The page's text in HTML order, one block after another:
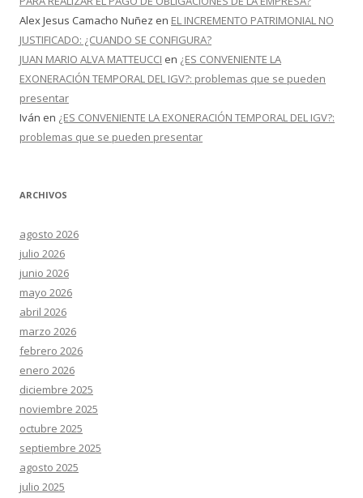
Alex Jesus Camacho Nuñez en EL INCREMENTO PATRIMONIAL NO
JUSTIFICADO: ¿CUANDO SE CONFIGURA?
JUAN MARIO ALVA MATTEUCCI en ¿ES CONVENIENTE LA
EXONERACIÓN TEMPORAL DEL IGV?: problemas que se pueden
presentar
Iván en ¿ES CONVENIENTE LA EXONERACIÓN TEMPORAL DEL IGV?:
problemas que se pueden presentar
ARCHIVOS
agosto 2026
julio 2026
junio 2026
mayo 2026
abril 2026
marzo 2026
febrero 2026
enero 2026
diciembre 2025
noviembre 2025
octubre 2025
septiembre 2025
agosto 2025
julio 2025